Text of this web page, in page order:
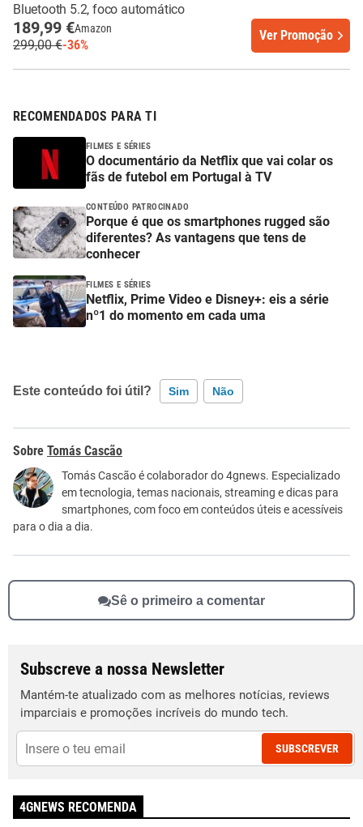
Bluetooth 5.2, foco automático
189,99 €Amazon
299,00 €-36%
Ver Promoção
RECOMENDADOS PARA TI
FILMES E SÉRIES
O documentário da Netflix que vai colar os
fãs de futebol em Portugal à TV
CONTEÚDO PATROCINADO
Porque é que os smartphones rugged são
diferentes? As vantagens que tens de
conhecer
FILMES E SÉRIES
Netflix, Prime Video e Disney+: eis a série
nº1 do momento em cada uma
Este conteúdo foi útil? Sim Não
Este conteúdo contém informação incorreta
Este conteúdo não tem a informação que procuro
Outro
Tomás Cascão
Tomás Cascão é colaborador do 4gnews. Especializado
em tecnologia, temas nacionais, streaming e dicas para
smartphones, com foco em conteúdos úteis e acessíveis
para o dia a dia.
Sê o primeiro a comentar
Subscreve a nossa Newsletter
Mantém-te atualizado com as melhores notícias, reviews
imparciais e promoções incríveis do mundo tech.
SUBSCREVER
4GNEWS RECOMENDA